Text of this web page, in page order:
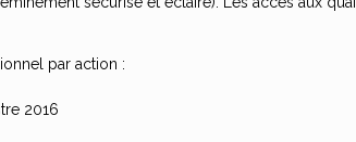
par action :
2016